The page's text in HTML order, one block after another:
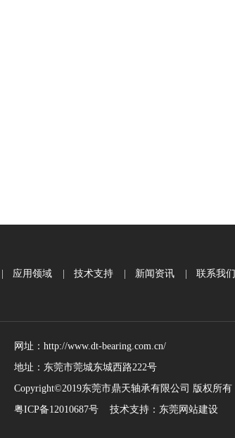
应用领域 技术支持 新闻资讯 联系我们
网址：http://www.dt-bearing.com.cn/
地址：东莞市莞城东城西路222号
Copyright©2019东莞市鼎天轴承有限公司 版权所有
粤ICP备12010687号 技术支持： 东莞网站建设